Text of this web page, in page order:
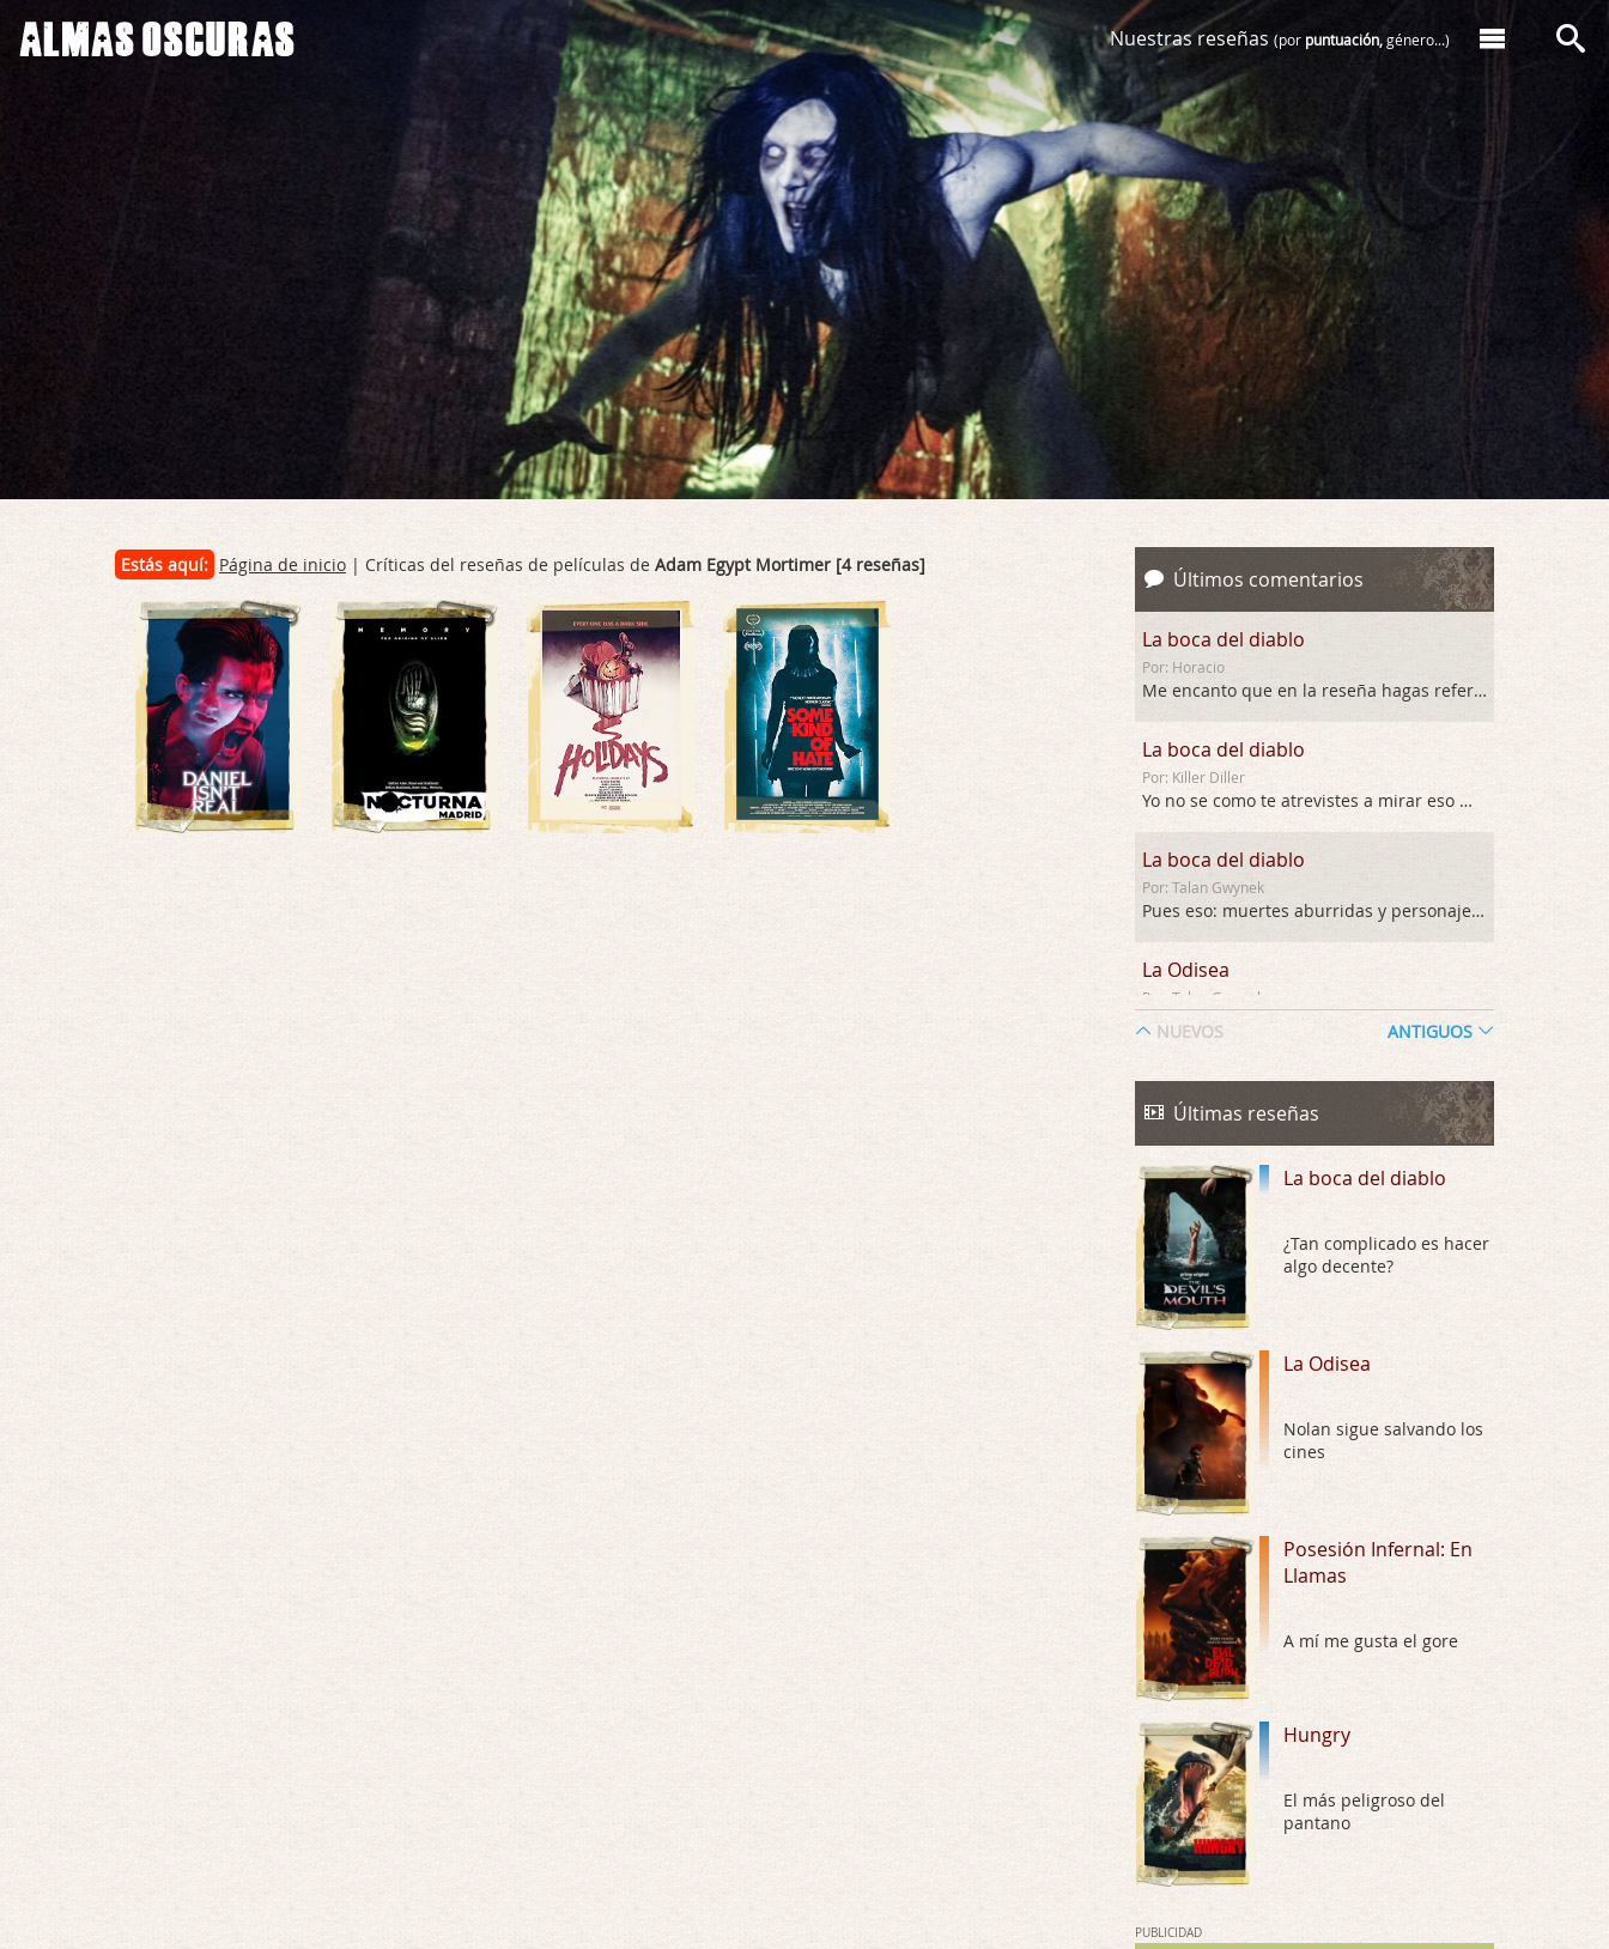
Nuestras reseñas (por puntuación,género...)
Estás aquí: Página de inicio | Críticas del reseñas de películas de Adam Egypt Mortimer [4 reseñas]
Últimos comentarios
La boca del diablo
Por: Horacio
Me encanto que en la reseña hagas referen …
La boca del diablo
Por: Killer Diller
Yo no se como te atrevistes a mirar eso …
La boca del diablo
Por: Talan Gwynek
Pues eso: muertes aburridas y personajes p …
La Odisea
Por: Talan Gwynek
Draghann, las quejas sobre la diversidad s …
La Odisea
Por: Draghann
No sé si entrar en polémicas con respect …
Trance
Por: Luar
Buena película, buen director y buenos ac …
El señor de las moscas
Por: Luar
Hungry
Por: Croc
Las 10 películas gore de Almas
Oscuras
Por: JORDI CRUYFF
Possession
Por: Chupasangre
Mi opinión en su día. Su duracion me ha …
El eslabón podrido
Por: Luar
Possession
NUEVOS ANTIGUOS
Últimas reseñas
La boca del diablo
¿Tan complicado es hacer
algo decente?
La Odisea
Nolan sigue salvando los
cines
Posesión Infernal: En
Llamas
A mí me gusta el gore
Hungry
El más peligroso del
pantano
PUBLICIDAD